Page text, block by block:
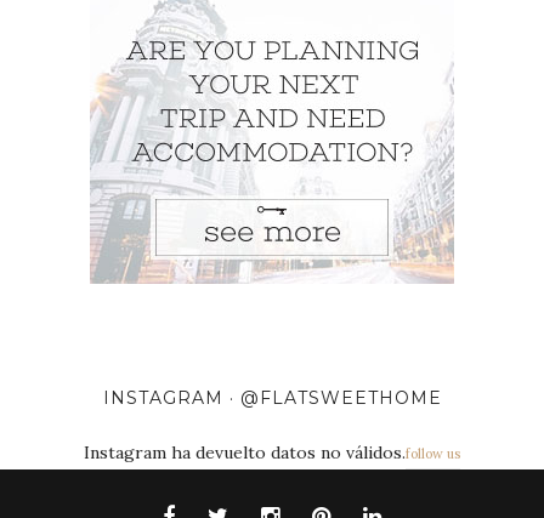
INSTAGRAM · @FLATSWEETHOME
Instagram ha devuelto datos no válidos.follow us